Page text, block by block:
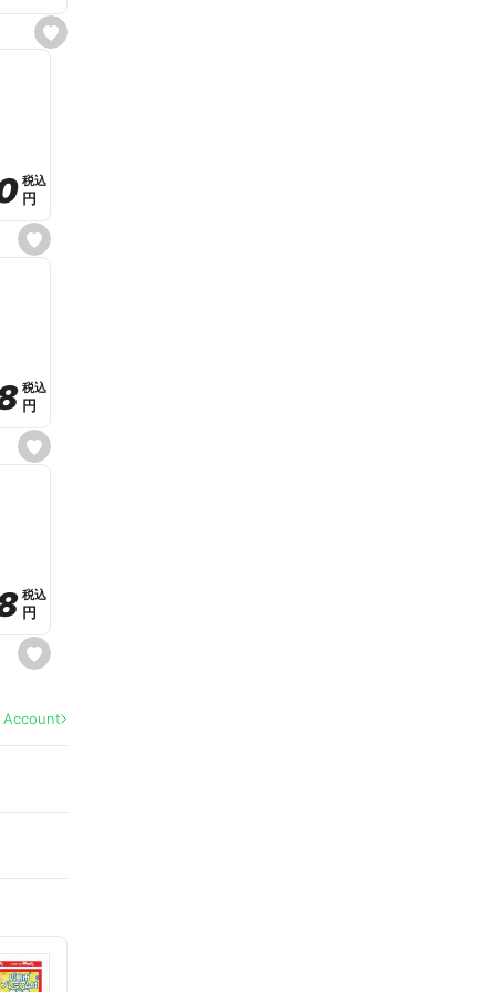
s
e
s
e
e
税込
税込
円
円
s
e
e
税込
税込
円
円
s
e
a
税込
税込
円
円